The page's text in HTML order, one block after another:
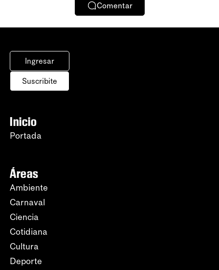
Comentar
Ingresar
Suscribite
Inicio
Portada
Áreas
Ambiente
Carnaval
Ciencia
Cotidiana
Cultura
Deporte